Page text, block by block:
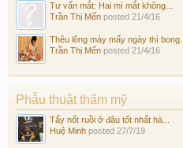
Tư vấn mắt: Hai mí mắt không...
Trần Thị Mến posted 21/4/16
Thêu lông mày mấy ngày thì bong...
Trần Thị Mến posted 21/4/16
Phẫu thuật thẩm mỹ
Tẩy nốt ruồi ở đâu tốt nhất hà...
Huệ Minh posted 27/7/19